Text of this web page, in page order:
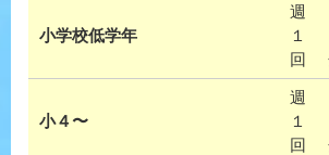
小学校低学年
週
１
回
小４〜
週
１
回